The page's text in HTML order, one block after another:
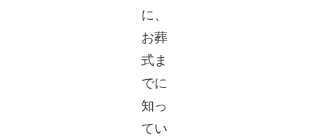
に、
お葬
式ま
でに
知っ
てい